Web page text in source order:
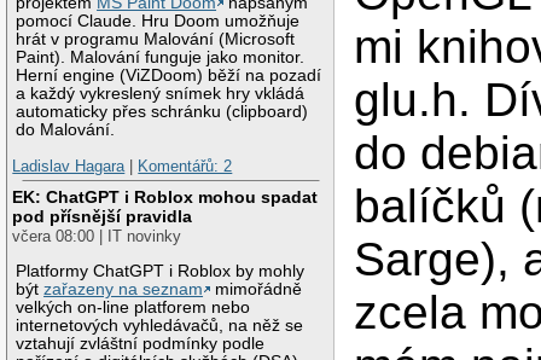
pomocí Claude. Hru Doom umožňuje
hrát v programu Malování (Microsoft
Paint). Malování funguje jako monitor.
Herní engine (ViZDoom) běží na pozadí
a každý vykreslený snímek hry vkládá
automaticky přes schránku (clipboard)
do Malování.
Ladislav Hagara
Komentářů: 2
EK: ChatGPT i Roblox mohou spadat
pod přísnější pravidla
včera 08:00 | IT novinky
Platformy ChatGPT i Roblox by mohly
býtzařazeny na seznam
mimořádně
velkých on-line platforem nebo
internetových vyhledávačů, na něž se
vztahují zvláštní podmínky podle
mi
glu.h.
do
balíčků
Sarge),
zcela